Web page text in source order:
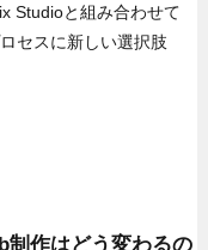
Studioと組み合わせて
セスに新しい選択肢
制作はどう変わるの